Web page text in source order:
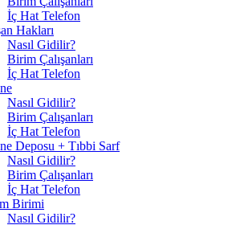
İç Hat Telefon
Hakları
Nasıl Gidilir?
Birim Çalışanları
İç Hat Telefon
Nasıl Gidilir?
Birim Çalışanları
İç Hat Telefon
Deposu + Tıbbi Sarf
Nasıl Gidilir?
Birim Çalışanları
İç Hat Telefon
Birimi
Nasıl Gidilir?